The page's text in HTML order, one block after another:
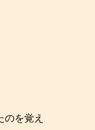
を覚え